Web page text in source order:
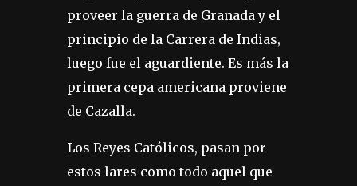
proveer la guerra de Granada y el
principio de la Carrera de Indias,
luego fue el aguardiente. Es más la
primera cepa americana proviene
de Cazalla.
Los Reyes Católicos, pasan por
estos lares como todo aquel que